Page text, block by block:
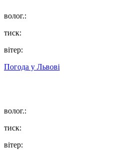
волог.:
тиск:
вітер:
Погода у Львові
волог.:
тиск:
вітер: